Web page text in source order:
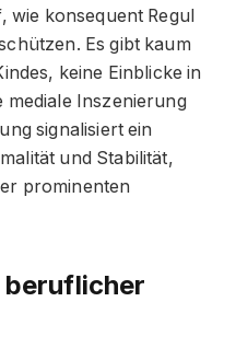
konsequent Regul
Es gibt kaum
keine Einblicke in
mediale Inszenierung
signalisiert ein
und Stabilität,
prominenten
beruflicher